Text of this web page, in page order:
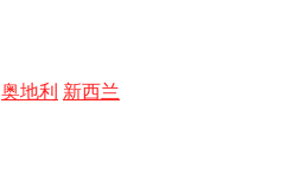
奥地利 新西兰